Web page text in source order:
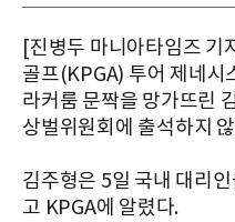
[진병두 마니아타임즈 기
골프(KPGA) 투어 제네시
라커룸 문짝을 망가뜨린
상벌위원회에 출석하지
김주형은 5일 국내 대리
고 KPGA에 알렸다.